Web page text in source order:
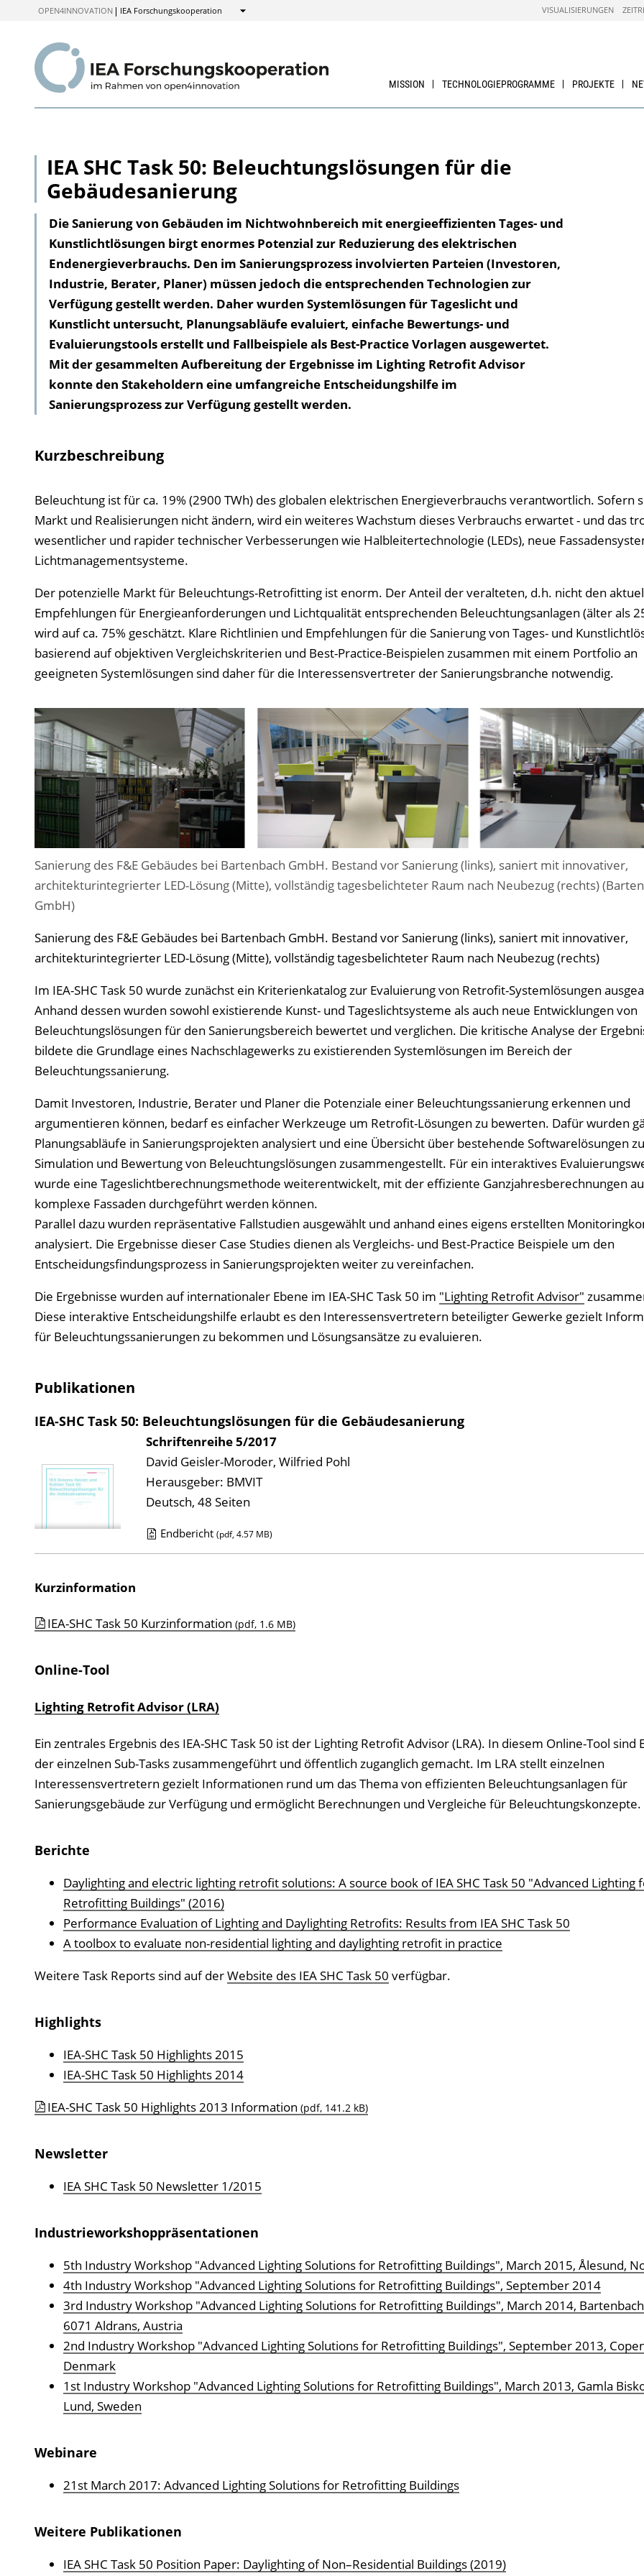
OPEN4INNOVATION IEA Forschungskooperation
Anzeigen
VISUALISIERUNGEN
MISSION TECHNOLOGIEPROGRAMME PROJEKTE
IEA SHC Task 50: Beleuchtungslösungen für die
Gebäudesanierung
Die Sanierung von Gebäuden im Nichtwohnbereich mit energieeffizienten Tages- und
Kunstlichtlösungen birgt enormes Potenzial zur Reduzierung des elektrischen
Endenergieverbrauchs. Den im Sanierungsprozess involvierten Parteien (Investoren,
Industrie, Berater, Planer) müssen jedoch die entsprechenden Technologien zur
Verfügung gestellt werden. Daher wurden Systemlösungen für Tageslicht und
Kunstlicht untersucht, Planungsabläufe evaluiert, einfache Bewertungs- und
Evaluierungstools erstellt und Fallbeispiele als Best-Practice Vorlagen ausgewertet.
Mit der gesammelten Aufbereitung der Ergebnisse im Lighting Retrofit Advisor
konnte den Stakeholdern eine umfangreiche Entscheidungshilfe im
Sanierungsprozess zur Verfügung gestellt werden.
Kurzbeschreibung
Beleuchtung ist für ca. 19% (2900 TWh) des globalen elektrischen Energieverbrauchs verantwortlich. Sofern
Markt und Realisierungen nicht ändern, wird ein weiteres Wachstum dieses Verbrauchs erwartet - und das
wesentlicher und rapider technischer Verbesserungen wie Halbleitertechnologie (LEDs), neue
Lichtmanagementsysteme.
Der potenzielle Markt für Beleuchtungs-Retrofitting ist enorm. Der Anteil der veralteten, d.h. nicht den
Empfehlungen für Energieanforderungen und Lichtqualität entsprechenden Beleuchtungsanlagen (älter als
wird auf ca. 75% geschätzt. Klare Richtlinien und Empfehlungen für die Sanierung von Tages- und
basierend auf objektiven Vergleichskriterien und Best-Practice-Beispielen zusammen mit einem Portfolio an
geeigneten Systemlösungen sind daher für die Interessensvertreter der Sanierungsbranche notwendig.
Sanierung des F&E Gebäudes bei Bartenbach GmbH. Bestand vor Sanierung (links), saniert mit innovativer,
architekturintegrierter LED-Lösung (Mitte), vollständig tagesbelichteter Raum nach Neubezug (rechts)
GmbH)
Sanierung des F&E Gebäudes bei Bartenbach GmbH. Bestand vor Sanierung (links), saniert mit innovativer,
architekturintegrierter LED-Lösung (Mitte), vollständig tagesbelichteter Raum nach Neubezug (rechts)
Im IEA-SHC Task 50 wurde zunächst ein Kriterienkatalog zur Evaluierung von Retrofit-Systemlösungen
Anhand dessen wurden sowohl existierende Kunst- und Tageslichtsysteme als auch neue Entwicklungen von
Beleuchtungslösungen für den Sanierungsbereich bewertet und verglichen. Die kritische Analyse der
bildete die Grundlage eines Nachschlagewerks zu existierenden Systemlösungen im Bereich der
Beleuchtungssanierung.
Damit Investoren, Industrie, Berater und Planer die Potenziale einer Beleuchtungssanierung erkennen und
argumentieren können, bedarf es einfacher Werkzeuge um Retrofit-Lösungen zu bewerten. Dafür wurden
Planungsabläufe in Sanierungsprojekten analysiert und eine Übersicht über bestehende Softwarelösungen
Simulation und Bewertung von Beleuchtungslösungen zusammengestellt. Für ein interaktives
wurde eine Tageslichtberechnungsmethode weiterentwickelt, mit der effiziente Ganzjahresberechnungen
komplexe Fassaden durchgeführt werden können.
Parallel dazu wurden repräsentative Fallstudien ausgewählt und anhand eines eigens erstellten
analysiert. Die Ergebnisse dieser Case Studies dienen als Vergleichs- und Best-Practice Beispiele um den
Entscheidungsfindungsprozess in Sanierungsprojekten weiter zu vereinfachen.
Die Ergebnisse wurden auf internationaler Ebene im IEA-SHC Task 50 im "Lighting Retrofit Advisor"
Diese interaktive Entscheidungshilfe erlaubt es den Interessensvertretern beteiligter Gewerke gezielt
für Beleuchtungssanierungen zu bekommen und Lösungsansätze zu evaluieren.
Publikationen
IEA-SHC Task 50: Beleuchtungslösungen für die Gebäudesanierung
Schriftenreihe5/2017
David Geisler-Moroder, Wilfried Pohl
Herausgeber: BMVIT
Deutsch, 48 Seiten
D
l
s
u
r
P
u
k
a
t
i
o
Endbericht (pdf, 4.57 MB)
Kurzinformation
IEA-SHC Task 50 Kurzinformation (pdf, 1.6 MB)
Online-Tool
Lighting Retrofit Advisor (LRA)
Ein zentrales Ergebnis des IEA-SHC Task 50 ist der Lighting Retrofit Advisor (LRA). In diesem Online-Tool sind
der einzelnen Sub-Tasks zusammengeführt und öffentlich zuganglich gemacht. Im LRA stellt einzelnen
Interessensvertretern gezielt Informationen rund um das Thema von effizienten Beleuchtungsanlagen für
Sanierungsgebäude zur Verfügung und ermöglicht Berechnungen und Vergleiche für Beleuchtungskonzepte.
Berichte
Daylighting and electric lighting retrofit solutions: A source book of IEA SHC Task 50 "Advanced Lighting
Retrofitting Buildings" (2016)
Performance Evaluation of Lighting and Daylighting Retrofits: Results from IEA SHC Task 50
A toolbox to evaluate non-residential lighting and daylighting retrofit in practice
Weitere Task Reports sind auf derWebsite des IEA SHC Task 50 verfügbar.
Highlights
IEA-SHC Task 50 Highlights 2015
IEA-SHC Task 50 Highlights 2014
IEA-SHC Task 50 Highlights 2013 Information (pdf, 141.2 kB)
Newsletter
IEA SHC Task 50 Newsletter 1/2015
Industrieworkshoppräsentationen
5th Industry Workshop "Advanced Lighting Solutions for Retrofitting Buildings", March 2015, Ålesund,
4th Industry Workshop "Advanced Lighting Solutions for Retrofitting Buildings", September 2014
3rd Industry Workshop "Advanced Lighting Solutions for Retrofitting Buildings", March 2014,
6071 Aldrans, Austria
2nd Industry Workshop "Advanced Lighting Solutions for Retrofitting Buildings", September 2013,
Denmark
1st Industry Workshop "Advanced Lighting Solutions for Retrofitting Buildings", March 2013, Gamla
Lund, Sweden
Webinare
21st March 2017: Advanced Lighting Solutions for Retrofitting Buildings
Weitere Publikationen
IEA SHC Task 50 Position Paper: Daylighting of Non–Residential Buildings (2019)